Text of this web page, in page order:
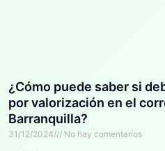
¿Cómo puede saber si
por valorización en el
Barranquilla?
31/12/2024 No hay comentarios